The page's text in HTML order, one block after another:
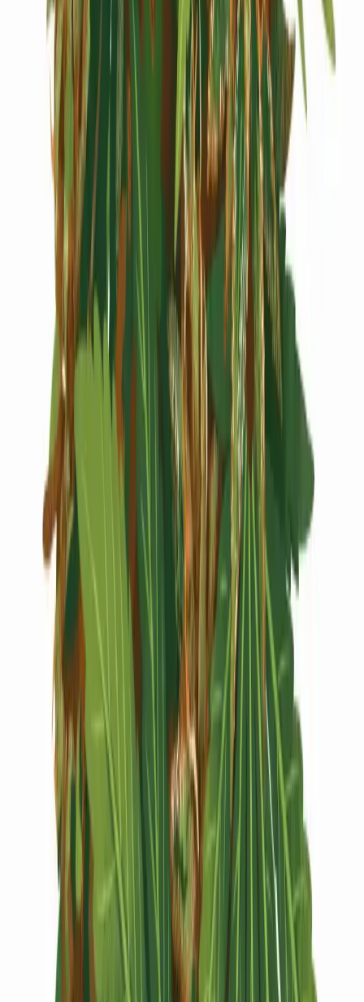
Cannabis Extrakte
Live Rosin
Vapes & Zubehör